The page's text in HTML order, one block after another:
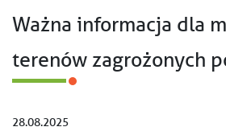
Ważna informacja dla
terenów zagrożonych
28.08.2025